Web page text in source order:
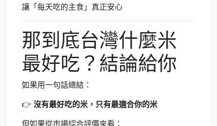
讓「每天吃的主食」真正安心
那到底台灣什麼米
最好吃？結論給你
如果用一句話總結：
👉 沒有最好吃的米，只有最適合你的米
但如果從市場綜合評價來看：